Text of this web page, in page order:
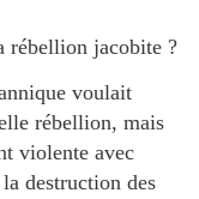
rébellion jacobite ?
voulait
rébellion, mais
violente avec
destruction des